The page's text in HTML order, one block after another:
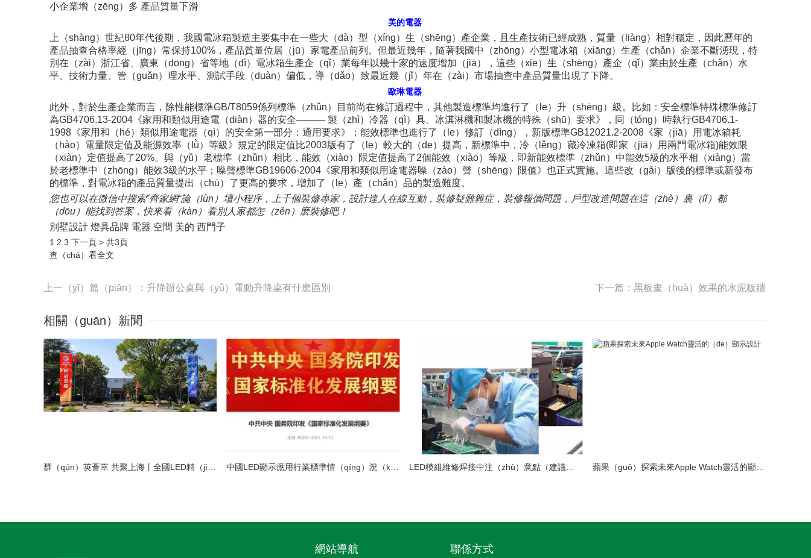
小企業增（zēng）多 產品質量下滑
美的電器
上（shàng）世紀80年代後期，我國電冰箱製造主要集中在一些大（dà）型（xíng）生（shēng）產企業，且生產技術已經成熟，質量（liàng）相對穩定，因此曆年的
產品抽查合格率經（jīng）常保持100%，產品質量位居（jū）家電產品前列。但最近幾年，隨著我國中（zhōng）小型電冰箱（xiāng）生產（chǎn）企業不斷湧現，特
別在（zài）浙江省、廣東（dōng）省等地（dì）電冰箱生產企（qǐ）業每年以幾十家的速度增加（jiā），這些（xiē）生（shēng）產企（qǐ）業由於生產（chǎn）水
平、技術力量、管（guǎn）理水平、測試手段（duàn）偏低，導（dǎo）致最近幾（jǐ）年在（zài）市場抽查中產品質量出現了下降。
歐琳電器
此外，對於生產企業而言，除性能標準GB/T8059係列標準（zhǔn）目前尚在修訂過程中，其他製造標準均進行了（le）升（shēng）級。比如：安全標準特殊標準修訂
為GB4706.13-2004《家用和類似用途電（diàn）器的安全——— 製（zhì）冷器（qì）具、冰淇淋機和製冰機的特殊（shū）要求》，同（tóng）時執行GB4706.1-
1998《家用和（hé）類似用途電器（qì）的安全第一部分：通用要求》；能效標準也進行了（le）修訂（dìng），新版標準GB12021.2-2008《家（jiā）用電冰箱耗
（hào）電量限定值及能源效率（lǜ）等級》規定的限定值比2003版有了（le）較大的（de）提高，新標準中，冷（lěng）藏冷凍箱(即家（jiā）用兩門電冰箱)能效限
（xiàn）定值提高了20%。與（yǔ）老標準（zhǔn）相比，能效（xiào）限定值提高了2個能效（xiào）等級，即新能效標準（zhǔn）中能效5級的水平相（xiàng）當
於老標準中（zhōng）能效3級的水平；噪聲標準GB19606-2004《家用和類似用途電器噪（zào）聲（shēng）限值》也正式實施。這些改（gǎi）版後的標準或新發布
的標準，對電冰箱的產品質量提出（chū）了更高的要求，增加了（le）產（chǎn）品的製造難度。
您也可以在微信中搜索”齊家網“論（lùn）壇小程序，上千個裝修專家，設計達人在線互動，裝修疑難雜症，裝修報價問題，戶型改造問題在這（zhè）裏（lǐ）都
（dōu）能找到答案，快來看（kàn）看別人家都怎（zěn）麽裝修吧！
別墅設計 燈具品牌 電器 空間 美的 西門子
1 2 3 下一頁 > 共3頁
查（chá）看全文
上一（yī）篇（piān）：升降辦公桌與（yǔ）電動升降桌有什麽區別 下一篇：黑板畫（huà）效果的水泥板牆
相關（guān）新聞
群（qún）英薈萃 共聚上海丨全國LED精（jīng）品（pǐn）巡展攜手共謀行業發展大計 中國LED顯示應用行業標準情（qíng）況（kuàng）一覽 LED模組維修焊接中注（zhù）意點（建議收藏） 蘋果（guǒ）探索未來Apple Watch靈活的顯示設計
網站導航 聯係方式